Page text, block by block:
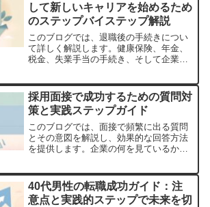
して新しいキャリアを始めるため
のステップバイステップ解説
このブログでは、退職後の手続きについ
て詳しく解説します。健康保険、年金、
税金、失業手当の手続き、そして企業と
を提供。退職後も安心して新しいスター
トを切るための準備を整えましょう。
採用面接で成功するための質問対
策と実践ステップガイド
このブログでは、面接で頻繁に出る質問
とその意図を解説し、効果的な回答方法
を提供します。企業の何を見ているか理
アゴール等を具体的に伝える方法を学び
ましょう。
40代男性の転職成功ガイド：注
意点と実践的ステップで未来を切